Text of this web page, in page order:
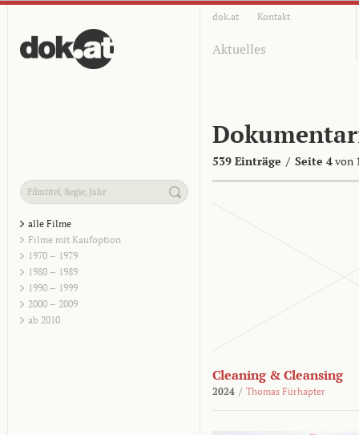
dok.at Kontakt
Aktuelles
539 Einträge / Seite 4von
alle Filme
Filme mit Kaufoption
1970 – 1979
1980 – 1989
1990 – 1999
2000 – 2009
ab 2010
Cleaning & Cleansing
2024 / Thomas Fürhapter